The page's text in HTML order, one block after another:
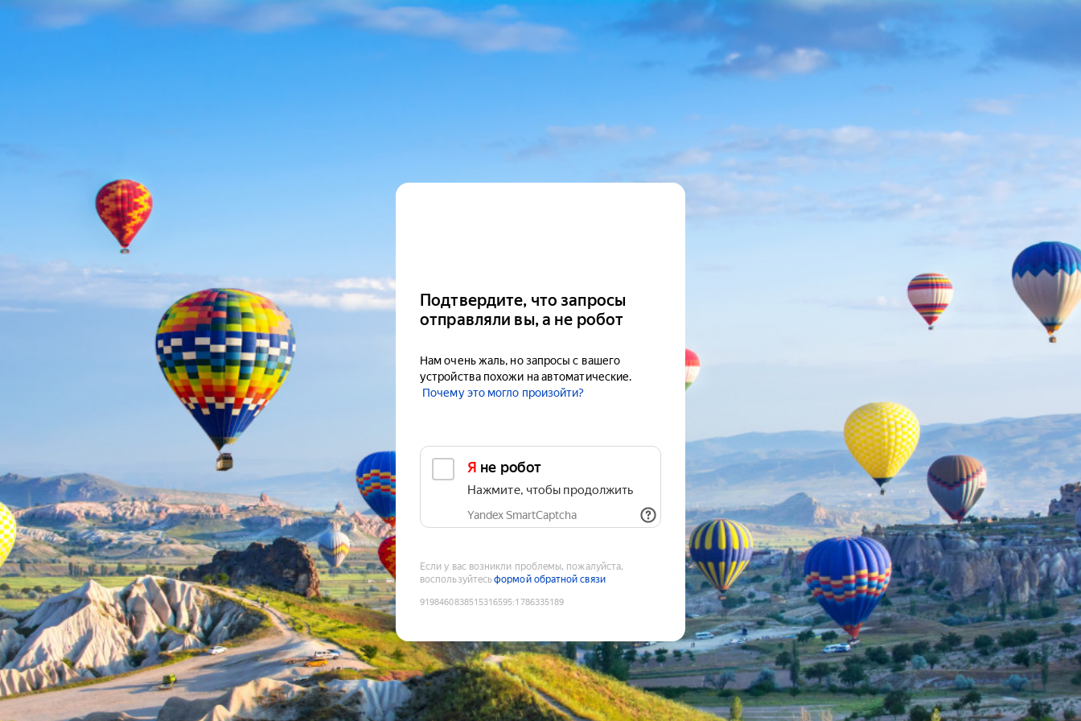
Подтвердите, что запросы
отправляли вы, а не робот
Нам очень жаль, но запросы с вашего
устройства похожи на автоматические.
Почему это могло произойти?
Я не робот
Нажмите, чтобы продолжить
Yandex SmartCaptcha
Если у вас возникли проблемы, пожалуйста,
воспользуйтесьформой обратной связи
9198460838515316595:1786335189